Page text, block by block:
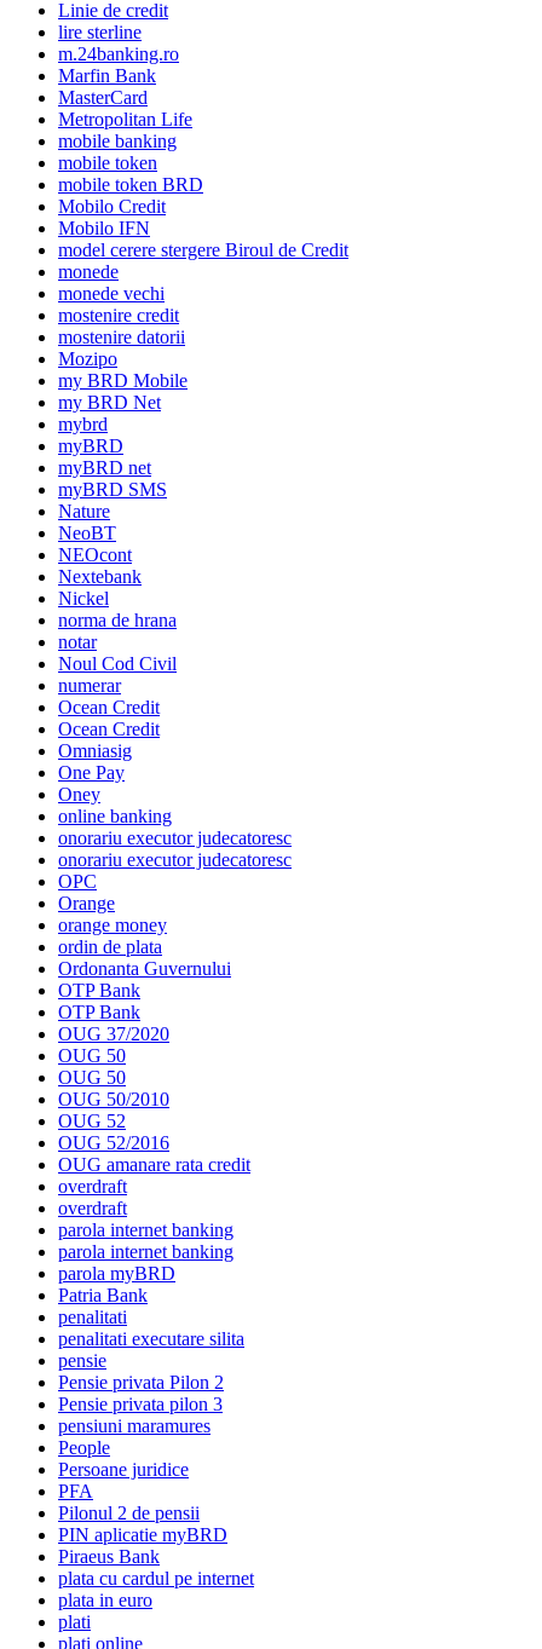
Linie de credit
lire sterline
m.24banking.ro
Marfin Bank
MasterCard
Metropolitan Life
mobile banking
mobile token
mobile token BRD
Mobilo Credit
Mobilo IFN
model cerere stergere Biroul de Credit
monede
monede vechi
mostenire credit
mostenire datorii
Mozipo
my BRD Mobile
my BRD Net
mybrd
myBRD
myBRD net
myBRD SMS
Nature
NeoBT
NEOcont
Nextebank
Nickel
norma de hrana
notar
Noul Cod Civil
numerar
Ocean Credit
Ocean Credit
Omniasig
One Pay
Oney
online banking
onorariu executor judecatoresc
onorariu executor judecatoresc
OPC
Orange
orange money
ordin de plata
Ordonanta Guvernului
OTP Bank
OTP Bank
OUG 37/2020
OUG 50
OUG 50
OUG 50/2010
OUG 52
OUG 52/2016
OUG amanare rata credit
overdraft
overdraft
parola internet banking
parola internet banking
parola myBRD
Patria Bank
penalitati
penalitati executare silita
pensie
Pensie privata Pilon 2
Pensie privata pilon 3
pensiuni maramures
People
Persoane juridice
PFA
Pilonul 2 de pensii
PIN aplicatie myBRD
Piraeus Bank
plata cu cardul pe internet
plata in euro
plati
plati online